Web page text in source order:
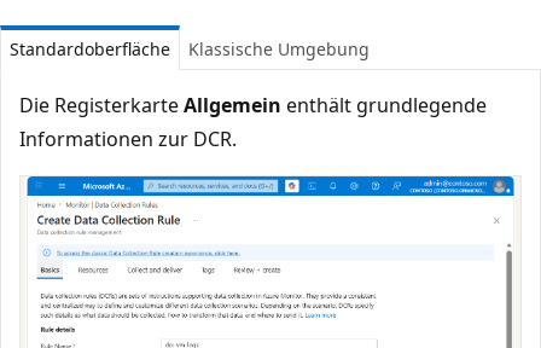
Standardoberfläche Klassische Umgebung
Die RegisterkarteAllgemein enthält grundlegende
Informationen zur DCR.